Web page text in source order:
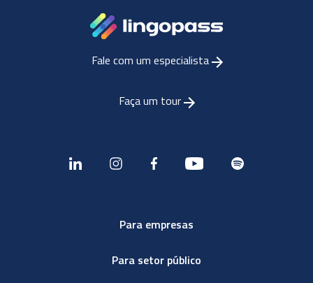
Fale com um especialista
Faça um tour
Para empresas
Para setor público